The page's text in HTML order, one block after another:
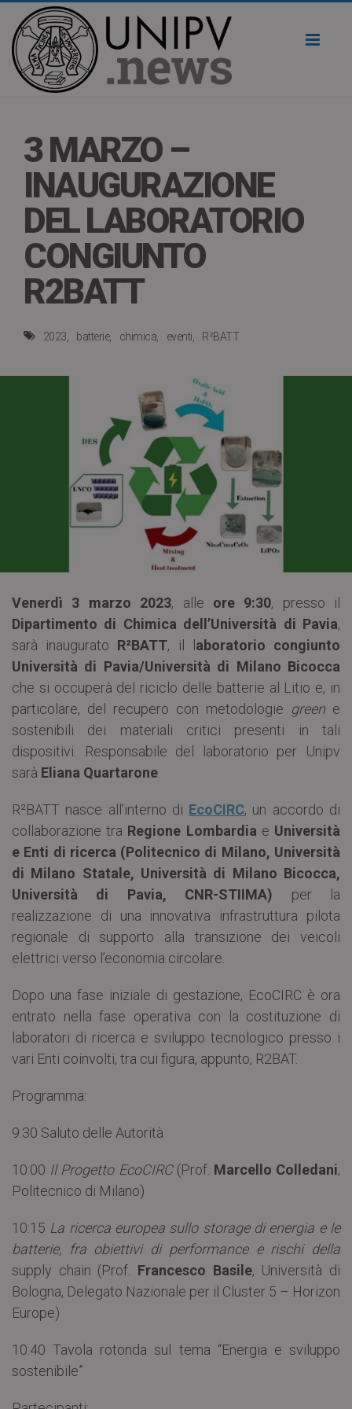
3 MARZO –
INAUGURAZIONE
DEL LABORATORIO
CONGIUNTO
R2BATT
2023 batterie chimica eventi R²BATT
Venerdì 3 marzo 2023, alle ore 9:30, presso il
Dipartimento di Chimica dell’Università di Pavia,
sarà inaugurato R²BATT, il l aboratorio congiunto
Università di Pavia/Università di Milano Bicocca
che si occuperà del riciclo delle batterie al Litio e, in
particolare, del recupero con metodologie green e
sostenibili dei materiali critici presenti in tali
dispositivi. Responsabile del laboratorio per Unipv
sarà Eliana Quartarone
R²BATT nasce all’interno di EcoCIRC, un accordo di
collaborazione tra Regione Lombardia e Università
e Enti di ricerca (Politecnico di Milano, Università
di Milano Statale, Università di Milano Bicocca,
Università di Pavia, CNR-STIIMA) per la
realizzazione di una innovativa infrastruttura pilota
regionale di supporto alla transizione dei veicoli
elettrici verso l’economia circolare.
Dopo una fase iniziale di gestazione, EcoCIRC è ora
entrato nella fase operativa con la costituzione di
laboratori di ricerca e sviluppo tecnologico presso i
vari Enti coinvolti, tra cui figura, appunto, R2BAT.
Programma:
9:30 Saluto delle Autorità
10:00 Il Progetto EcoCIRC(Prof. Marcello Colledani,
Politecnico di Milano)
10:15 La ricerca europea sullo storage di energia e le
batterie, fra obiettivi di performance e rischi della
supply chain (Prof. Francesco Basile, Università di
Bologna, Delegato Nazionale per il Cluster 5 – Horizon
Europe)
10:40 Tavola rotonda sul tema “Energia e sviluppo
sostenibile”